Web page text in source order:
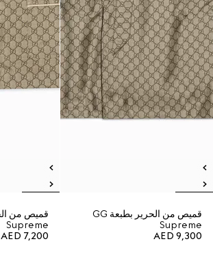
قميص من الحرير بطبعة GG
Supreme
AED 9,300
Supreme
AED 7,200